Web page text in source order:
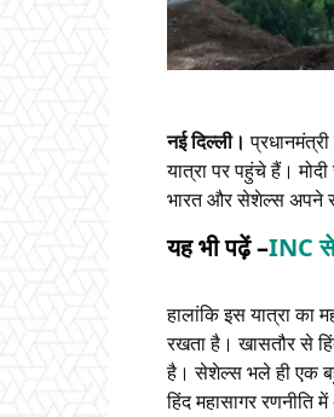
नई दिल्ली।
यात्रा पर पहुंचे हैं।
भारत और सेशेल्स अपने
यह भी पढ़ें –INC से
हालांकि इस यात्रा का
रखता है। खासतौर से
है। सेशेल्स भले ही एक
हिंद महासागर रणनीति